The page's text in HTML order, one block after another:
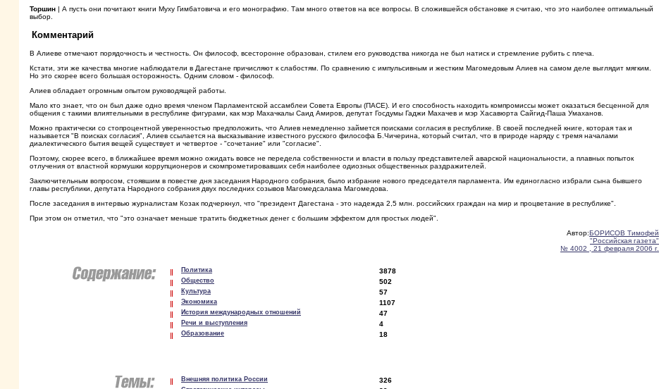
Торшин | А пусть они почитают книги Муху Гимбатовича и его монографию. Там много ответов на все вопросы. В сложившейся обстановке я считаю, что это наиболее оптимальный
выбор.
Комментарий
В Алиеве отмечают порядочность и честность. Он философ, всесторонне образован, стилем его руководства никогда не был натиск и стремление рубить с плеча.
Кстати, эти же качества многие наблюдатели в Дагестане причисляют к слабостям. По сравнению с импульсивным и жестким Магомедовым Алиев на самом деле выглядит мягким.
Но это скорее всего большая осторожность. Одним словом - философ.
Алиев обладает огромным опытом руководящей работы.
Мало кто знает, что он был даже одно время членом Парламентской ассамблеи Совета Европы (ПАСЕ). И его способность находить компромиссы может оказаться бесценной для
общения с такими влиятельными в республике фигурами, как мэр Махачкалы Саид Амиров, депутат Госдумы Гаджи Махачев и мэр Хасавюрта Сайгид-Паша Умаханов.
Можно практически со стопроцентной уверенностью предположить, что Алиев немедленно займется поисками согласия в республике. В своей последней книге, которая так и
называется "В поисках согласия", Алиев ссылается на высказывание известного русского философа Б.Чичерина, который считал, что в природе наряду с тремя началами
диалектического бытия вещей существует и четвертое - "сочетание" или "согласие".
Поэтому, скорее всего, в ближайшее время можно ожидать вовсе не передела собственности и власти в пользу представителей аварской национальности, а плавных попыток
отлучения от властной кормушки коррупционеров и скомпрометировавших себя наиболее одиозных общественных раздражителей.
Заключительным вопросом, стоявшим в повестке дня заседания Народного собрания, было избрание нового председателя парламента. Им единогласно избрали сына бывшего
главы республики, депутата Народного собрания двух последних созывов Магомедсалама Магомедова.
После заседания в интервью журналистам Козак подчеркнул, что "президент Дагестана - это надежда 2,5 млн. российских граждан на мир и процветание в республике".
При этом он отметил, что "это означает меньше тратить бюджетных денег с большим эффектом для простых людей".
Автор:БОРИСОВ Тимофей
"Российская газета"
№ 4002 , 21 февраля 2006 г.
Политика 3878
Общество 502
Культура 57
Экономика 1107
История международных отношений 47
Речи и выступления 4
Образование 18
Внешняя политика России 326